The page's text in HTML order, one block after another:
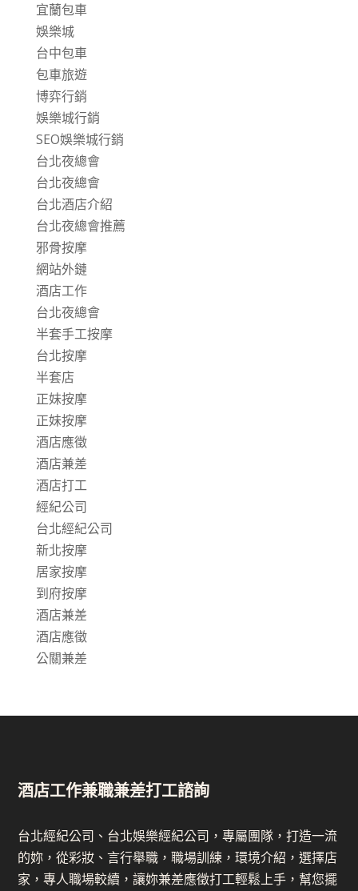
宜蘭包車
娛樂城
台中包車
包車旅遊
博弈行銷
娛樂城行銷
SEO娛樂城行銷
台北夜總會
台北夜總會
台北酒店介紹
台北夜總會推薦
邪骨按摩
網站外鏈
酒店工作
台北夜總會
半套手工按摩
台北按摩
半套店
正妹按摩
正妹按摩
酒店應徵
酒店兼差
酒店打工
經紀公司
台北經紀公司
新北按摩
居家按摩
到府按摩
酒店兼差
酒店應徵
公關兼差
酒店工作兼職兼差打工諮詢
台北經紀公司、台北娛樂經紀公司，專屬團隊，打造一流
的妳，從彩妝、言行舉職，職場訓練，環境介紹，選擇店
家，專人職場較續，讓妳兼差應徵打工輕鬆上手，幫您擺